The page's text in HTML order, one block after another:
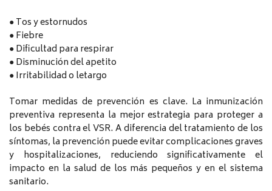
● Tos y estornudos
● Fiebre
● Dificultad para respirar
● Disminución del apetito
● Irritabilidad o letargo
Tomar medidas de prevención es clave. La inmunización
preventiva representa la mejor estrategia para proteger a
los bebés contra el VSR. A diferencia del tratamiento de los
síntomas, la prevención puede evitar complicaciones graves
y hospitalizaciones, reduciendo significativamente el
impacto en la salud de los más pequeños y en el sistema
sanitario.